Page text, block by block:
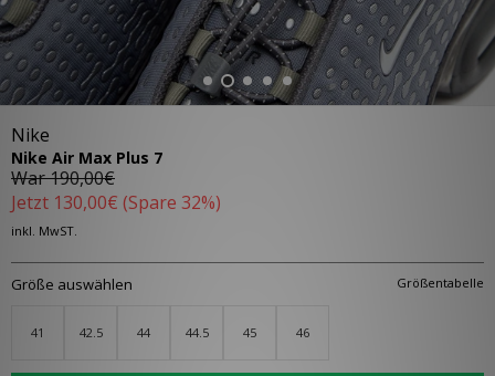
Nike
Nike Air Max Plus 7
War190,00€
Jetzt 130,00€ (Spare 32%)
inkl. MwST.
Größentabelle
Größe auswählen
41 42.5 44 44.5 45 46